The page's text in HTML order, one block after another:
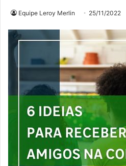
Equipe Leroy Merlin 25/11/2022